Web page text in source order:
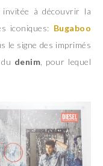
à découvrir la
iconiques: Bugaboo
le signe des imprimés
denim , pour lequel